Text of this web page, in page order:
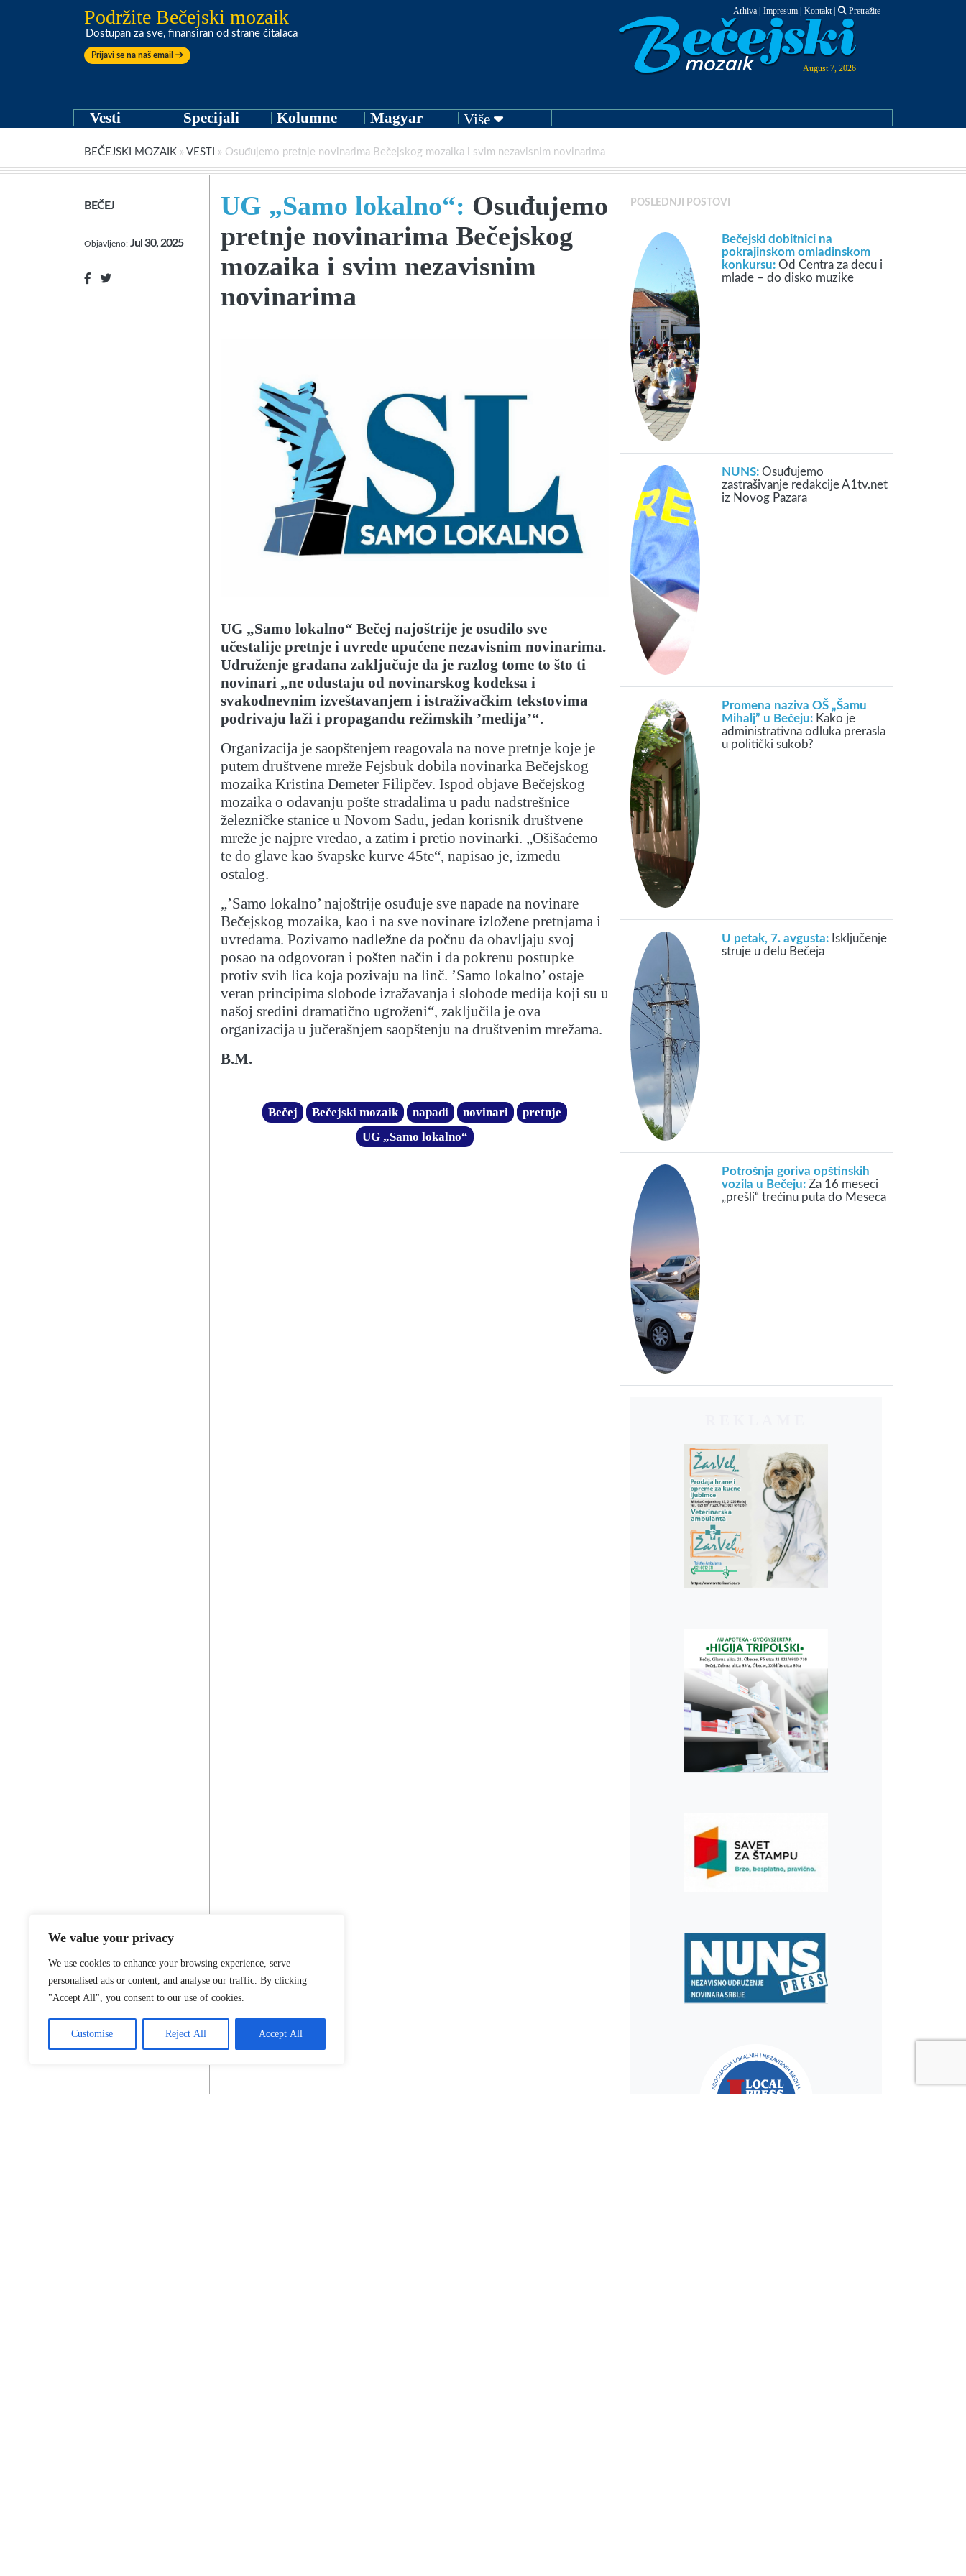
We value your privacy
We use cookies to enhance your browsing experience, serve
personalised ads or content, and analyse our traffic. By clicking
"Accept All", you consent to our use of cookies.
Customise Reject All Accept All
Podržite Bečejski mozaik
Dostupan za sve, finansiran od strane čitalaca
Prijavi se na naš email
Arhiva Impresum Kontakt| Pretražite
August 7, 2026
Vesti Specijali Kolumne Magyar Više
BEČEJSKI MOZAIK » VESTI » Osuđujemo pretnje novinarima Bečejskog mozaika i svim nezavisnim novinarima
BEČEJ
Objavljeno: Jul 30, 2025
UG „Samo lokalno“: Osuđujemo
pretnje novinarima Bečejskog
mozaika i svim nezavisnim
novinarima
UG „Samo lokalno“ Bečej najoštrije je osudilo sve
učestalije pretnje i uvrede upućene nezavisnim novinarima.
Udruženje građana zaključuje da je razlog tome to što ti
novinari „ne odustaju od novinarskog kodeksa i
svakodnevnim izveštavanjem i istraživačkim tekstovima
podrivaju laži i propagandu režimskih ’medija’“.
Organizacija je saopštenjem reagovala na nove pretnje koje je
putem društvene mreže Fejsbuk dobila novinarka Bečejskog
mozaika Kristina Demeter Filipčev. Ispod objave Bečejskog
mozaika o odavanju pošte stradalima u padu nadstrešnice
železničke stanice u Novom Sadu, jedan korisnik društvene
mreže je najpre vređao, a zatim i pretio novinarki. „Ošišaćemo
te do glave kao švapske kurve 45te“, napisao je, između
ostalog.
„’Samo lokalno’ najoštrije osuđuje sve napade na novinare
Bečejskog mozaika, kao i na sve novinare izložene pretnjama i
uvredama. Pozivamo nadležne da počnu da obavljaju svoj
posao na odgovoran i pošten način i da pokrenu postupke
protiv svih lica koja pozivaju na linč. ’Samo lokalno’ ostaje
veran principima slobode izražavanja i slobode medija koji su u
našoj sredini dramatično ugroženi“, zaključila je ova
organizacija u jučerašnjem saopštenju na društvenim mrežama.
B.M.
Bečej Bečejski mozaik napadi novinari
pretnje
UG „Samo lokalno“
POSLEDNJI POSTOVI
Bečejski dobitnici na
pokrajinskom omladinskom
konkursu: Od Centra za decu i
mlade – do disko muzike
NUNS: Osuđujemo
zastrašivanje redakcije A1tv.net
iz Novog Pazara
Promena naziva OŠ „Šamu
Mihalj” u Bečeju: Kako je
administrativna odluka prerasla
u politički sukob?
U petak, 7. avgusta: Isključenje
struje u delu Bečeja
Potrošnja goriva opštinskih
vozila u Bečeju: Za 16 meseci
„prešli“ trećinu puta do Meseca